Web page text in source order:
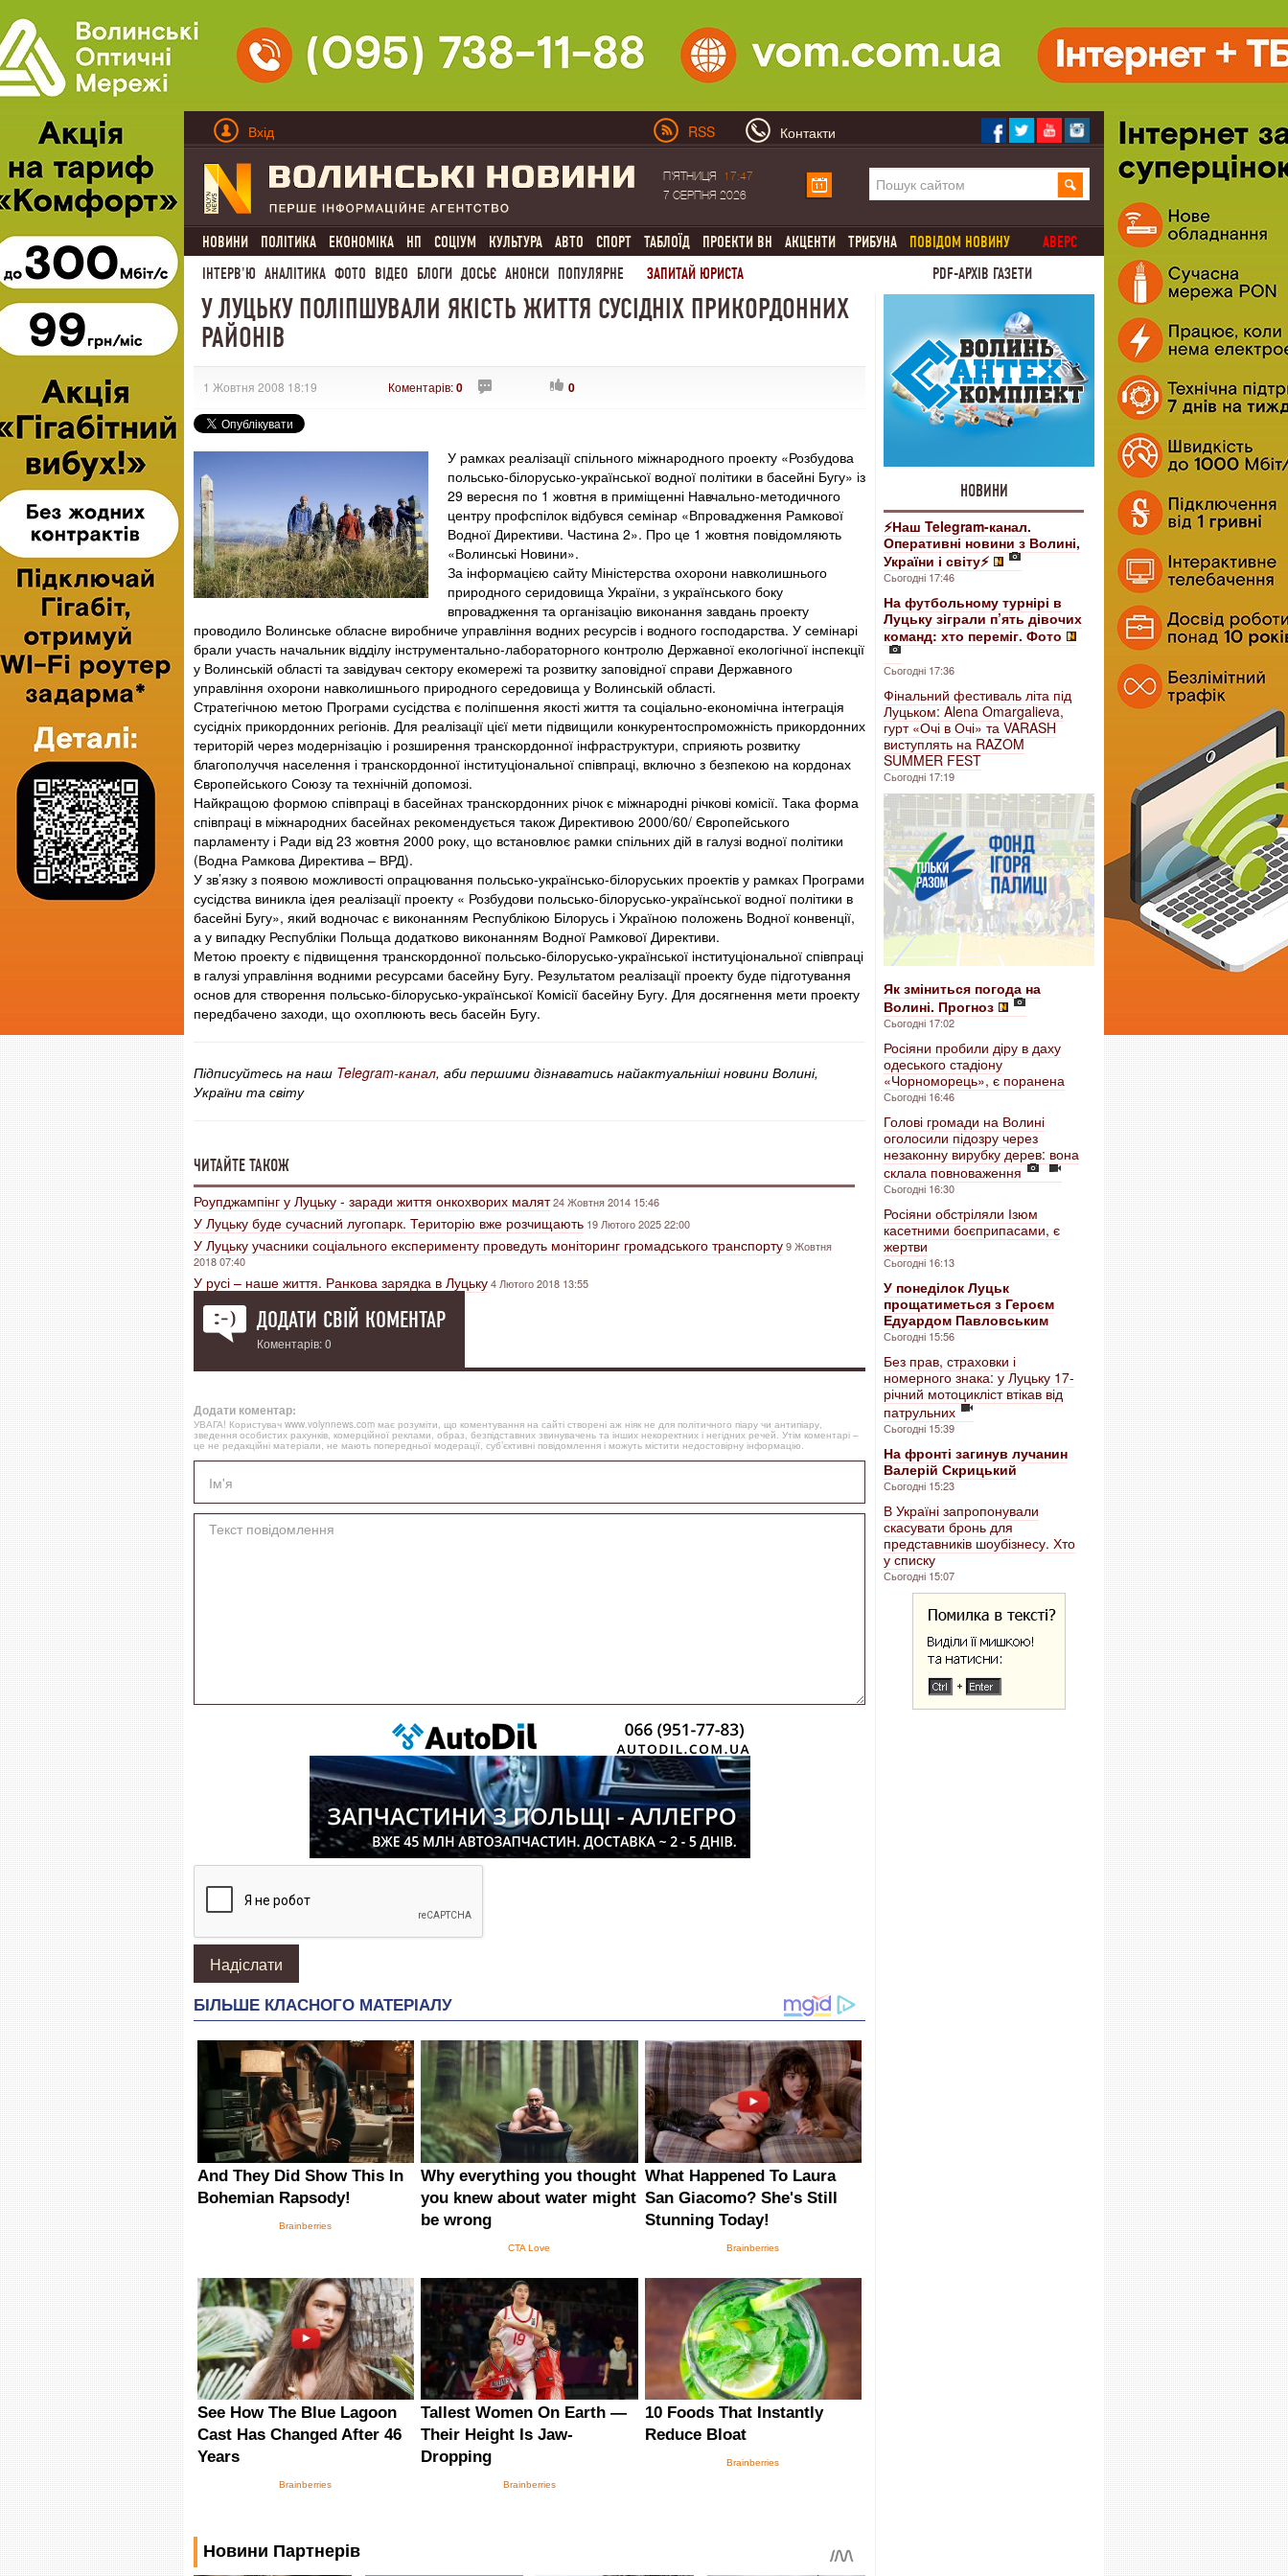
Вхід RSS Контакти
П'ЯТНИЦЯ
17:47
7 СЕРПНЯ 2026
НОВИНИ ПОЛІТИКА ЕКОНОМІКА НП СОЦІУМ КУЛЬТУРА АВТО СПОРТ ТАБЛОЇД ПРОЕКТИ ВН АКЦЕНТИ ТРИБУНА ПОВІДОМ НОВИНУ
АВЕРС
ІНТЕРВ'Ю АНАЛІТИКА ФОТО ВІДЕО БЛОГИ ДОСЬЄ АНОНСИ ПОПУЛЯРНЕ ЗАПИТАЙ ЮРИСТА PDF-АРХІВ ГАЗЕТИ
У ЛУЦЬКУ ПОЛІПШУВАЛИ ЯКІСТЬ ЖИТТЯ СУСІДНІХ ПРИКОРДОННИХ
РАЙОНІВ
1 Жовтня 2008 18:19 Коментарів:0 0
У рамках реалізації спільного міжнародного проекту «Розбудова
польсько-білорусько-української водної політики в басейні Бугу» із
29 вересня по 1 жовтня в приміщенні Навчально-методичного
центру профспілок відбувся семінар «Впровадження Рамкової
Водної Директиви. Частина 2». Про це 1 жовтня повідомляють
«Волинські Новини».
За інформацією сайту Міністерства охорони навколишнього
природного серидовища України, з українського боку
впровадження та організацію виконання завдань проекту
проводило Волинське обласне виробниче управління водних ресурсів і водного господарства. У семінарі
брали участь начальник відділу інструментально-лабораторного контролю Державної екологічної інспекції
у Волинській області та завідувач сектору екомережі та розвитку заповідної справи Державного
управління охорони навколишнього природного середовища у Волинській області.
Стратегічною метою Програми сусідства є поліпшення якості життя та соціально-економічна інтеграція
сусідніх прикордонних регіонів. Для реалізації цієї мети підвищили конкурентоспроможність прикордонних
територій через модернізацію і розширення транскордонної інфраструктури, сприяють розвитку
благополуччя населення і транскордонної інституціональної співпраці, включно з безпекою на кордонах
Європейського Союзу та технічній допомозі.
Найкращою формою співпраці в басейнах транскордонних річок є міжнародні річкові комісії. Така форма
співпраці в міжнародних басейнах рекомендується також Директивою 2000/60/ Європейського
парламенту і Ради від 23 жовтня 2000 року, що встановлює рамки спільних дій в галузі водної політики
(Водна Рамкова Директива – ВРД).
У зв’язку з появою можливості опрацювання польсько-українсько-білоруських проектів у рамках Програми
сусідства виникла ідея реалізації проекту « Розбудови польсько-білорусько-української водної політики в
басейні Бугу», який водночас є виконанням Республікою Білорусь і Україною положень Водної конвенції,
а у випадку Республіки Польща додатково виконанням Водної Рамкової Директиви.
Метою проекту є підвищення транскордонної польсько-білорусько-української інституціональної співпраці
в галузі управління водними ресурсами басейну Бугу. Результатом реалізації проекту буде підготування
основ для створення польсько-білорусько-української Комісії басейну Бугу. Для досягнення мети проекту
передбачено заходи, що охоплюють весь басейн Бугу.
Підписуйтесь на наш Telegram-канал, аби першими дізнаватись найактуальніші новини Волині,
України та світу
ЧИТАЙТЕ ТАКОЖ
Роупджампінг у Луцьку - заради життя онкохворих малят24 Жовтня 2014 15:46
У Луцьку буде сучасний лугопарк. Територію вже розчищають 19 Лютого 2025 22:00
У Луцьку учасники соціального експерименту проведуть моніторинг громадського транспорту9 Жовтня
2018 07:40
У русі – наше життя. Ранкова зарядка в Луцьку4 Лютого 2018 13:55
ДОДАТИ СВІЙ КОМЕНТАР
Коментарів: 0
Додати коментар:
УВАГА! Користувач www.volynnews.com має розуміти, що коментування на сайті створені аж ніяк не для політичного піару чи антипіару,
зведення особистих рахунків, комерційної реклами, образ, безпідставних звинувачень та інших некоректних і негідних речей. Утім коментарі –
це не редакційні матеріали, не мають попередньої модерації, суб’єктивні повідомлення і можуть містити недостовірну інформацію.
НОВИНИ
⚡️Наш Telegram-канал.
Оперативні новини з Волині,
України і світу⚡️
Сьогодні 17:46
На футбольному турнірі в
Луцьку зіграли п’ять дівочих
команд: хто переміг. Фото
Сьогодні 17:36
Фінальний фестиваль літа під
Луцьком: Alena Omargalieva,
гурт «Очі в Очі» та VARASH
виступлять на RAZOM
SUMMER FEST
Сьогодні 17:19
Як зміниться погода на
Волині. Прогноз
Сьогодні 17:02
Росіяни пробили діру в даху
одеського стадіону
«Чорноморець», є поранена
Сьогодні 16:46
Голові громади на Волині
оголосили підозру через
незаконну вирубку дерев: вона
склала повноваження
Сьогодні 16:30
Росіяни обстріляли Ізюм
касетними боєприпасами, є
жертви
Сьогодні 16:13
У понеділок Луцьк
прощатиметься з Героєм
Едуардом Павловським
Сьогодні 15:56
Без прав, страховки і
номерного знака: у Луцьку 17-
річний мотоцикліст втікав від
патрульних
Сьогодні 15:39
На фронті загинув лучанин
Валерій Скрицький
Сьогодні 15:23
В Україні запропонували
скасувати бронь для
представників шоубізнесу. Хто
у списку
Сьогодні 15:07